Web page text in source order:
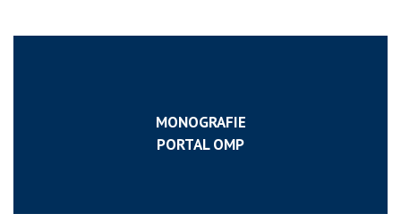
MONOGRAFIE
PORTAL OMP